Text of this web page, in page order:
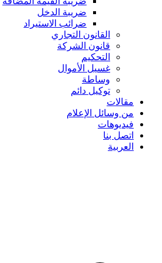
ضريبة الدخل
ضرائب الاستيراد
القانون التجاري
قانون الشركة
التحكيم
غسيل الأموال
وساطة
توكيل دائم
مقالات
من وسائل الإعلام
فيديوهات
اتصل بنا
العربية